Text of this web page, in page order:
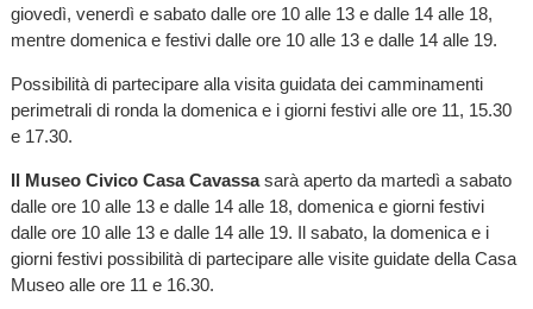
giovedì, venerdì e sabato dalle ore 10 alle 13 e dalle 14 alle 18,
mentre domenica e festivi dalle ore 10 alle 13 e dalle 14 alle 19.
Possibilità di partecipare alla visita guidata dei camminamenti
perimetrali di ronda la domenica e i giorni festivi alle ore 11, 15.30
e 17.30.
Il Museo Civico Casa Cavassasarà aperto da martedì a sabato
dalle ore 10 alle 13 e dalle 14 alle 18, domenica e giorni festivi
dalle ore 10 alle 13 e dalle 14 alle 19. Il sabato, la domenica e i
giorni festivi possibilità di partecipare alle visite guidate della Casa
Museo alle ore 11 e 16.30.